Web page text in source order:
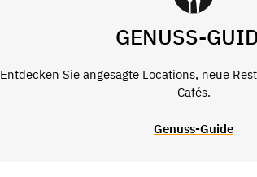
GENUSS-
Entdecken Sie angesagte Locations, neue
Cafés.
Genuss-Guide